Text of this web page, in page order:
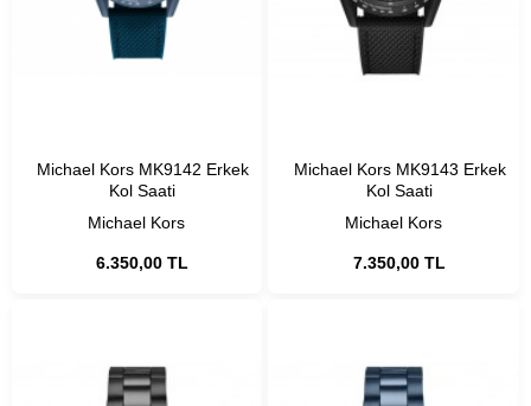
Michael Kors
Michael Kors MK9142 Erkek
Kol Saati
6.350,00 TL
Michael Kors
Michael Kors MK9143 Erkek
Kol Saati
7.350,00 TL